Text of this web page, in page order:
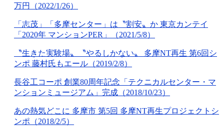
万円（2022/1/26）
「志茂」「多摩センター」は〝割安〟か 東京カンテイ
「2020年 マンションPER」（2021/5/8）
〝生きた実験場〟〝やるしかない〟 多摩NT再生 第6回シ
ンポ 藤村氏もエール（2019/2/8）
長谷工コーポ 創業80周年記念「テクニカルセンター・マ
ンションミュージアム」完成（2018/10/23）
あの熱気どこに 多摩市 第5回 多摩NT再生プロジェクトシ
ンポ（2018/2/5）